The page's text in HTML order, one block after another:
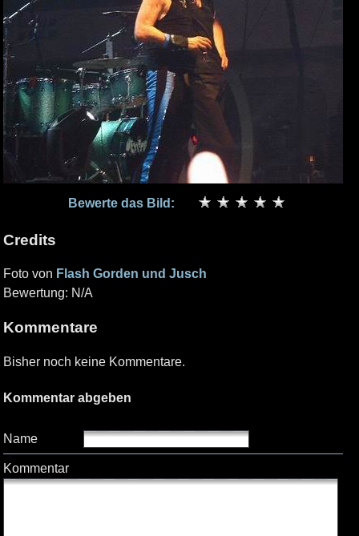
Bewerte das Bild:
Credits
Foto von Flash Gorden und Jusch
Bewertung: N/A
Kommentare
Bisher noch keine Kommentare.
Kommentar abgeben
Name
Kommentar